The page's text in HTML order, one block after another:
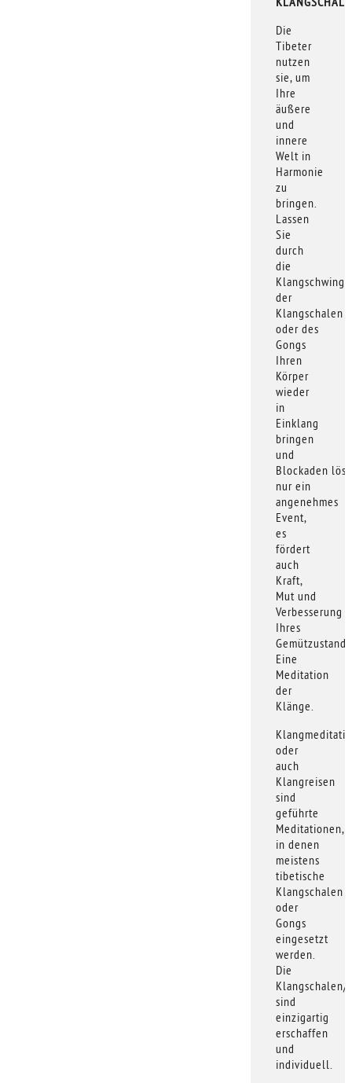
Die
Tibeter
nutzen
sie, um
Ihre
äußere
und
innere
Welt in
Harmonie
zu
bringen.
Lassen
Sie
durch
die
der
Klangschalen
oder des
Gongs
Ihren
Körper
wieder
in
Einklang
bringen
und
Blockaden
nur ein
angenehmes
Event,
es
fördert
auch
Kraft,
Mut und
Verbesserung
Ihres
Eine
Meditation
der
Klänge.
oder
auch
Klangreisen
sind
geführte
Meditationen,
in denen
meistens
tibetische
Klangschalen
oder
Gongs
eingesetzt
werden.
Die
Klangschalen/
sind
einzigartig
erschaffen
und
individuell.